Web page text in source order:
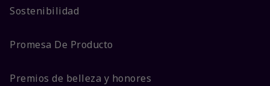
Sostenibilidad
Promesa De Producto
Premios de belleza y honores